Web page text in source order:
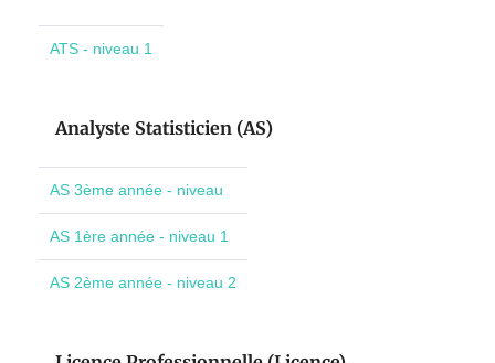
ATS - niveau 1
Analyste Statisticien (AS)
AS 3ème année - niveau
AS 1ère année - niveau 1
AS 2ème année - niveau 2